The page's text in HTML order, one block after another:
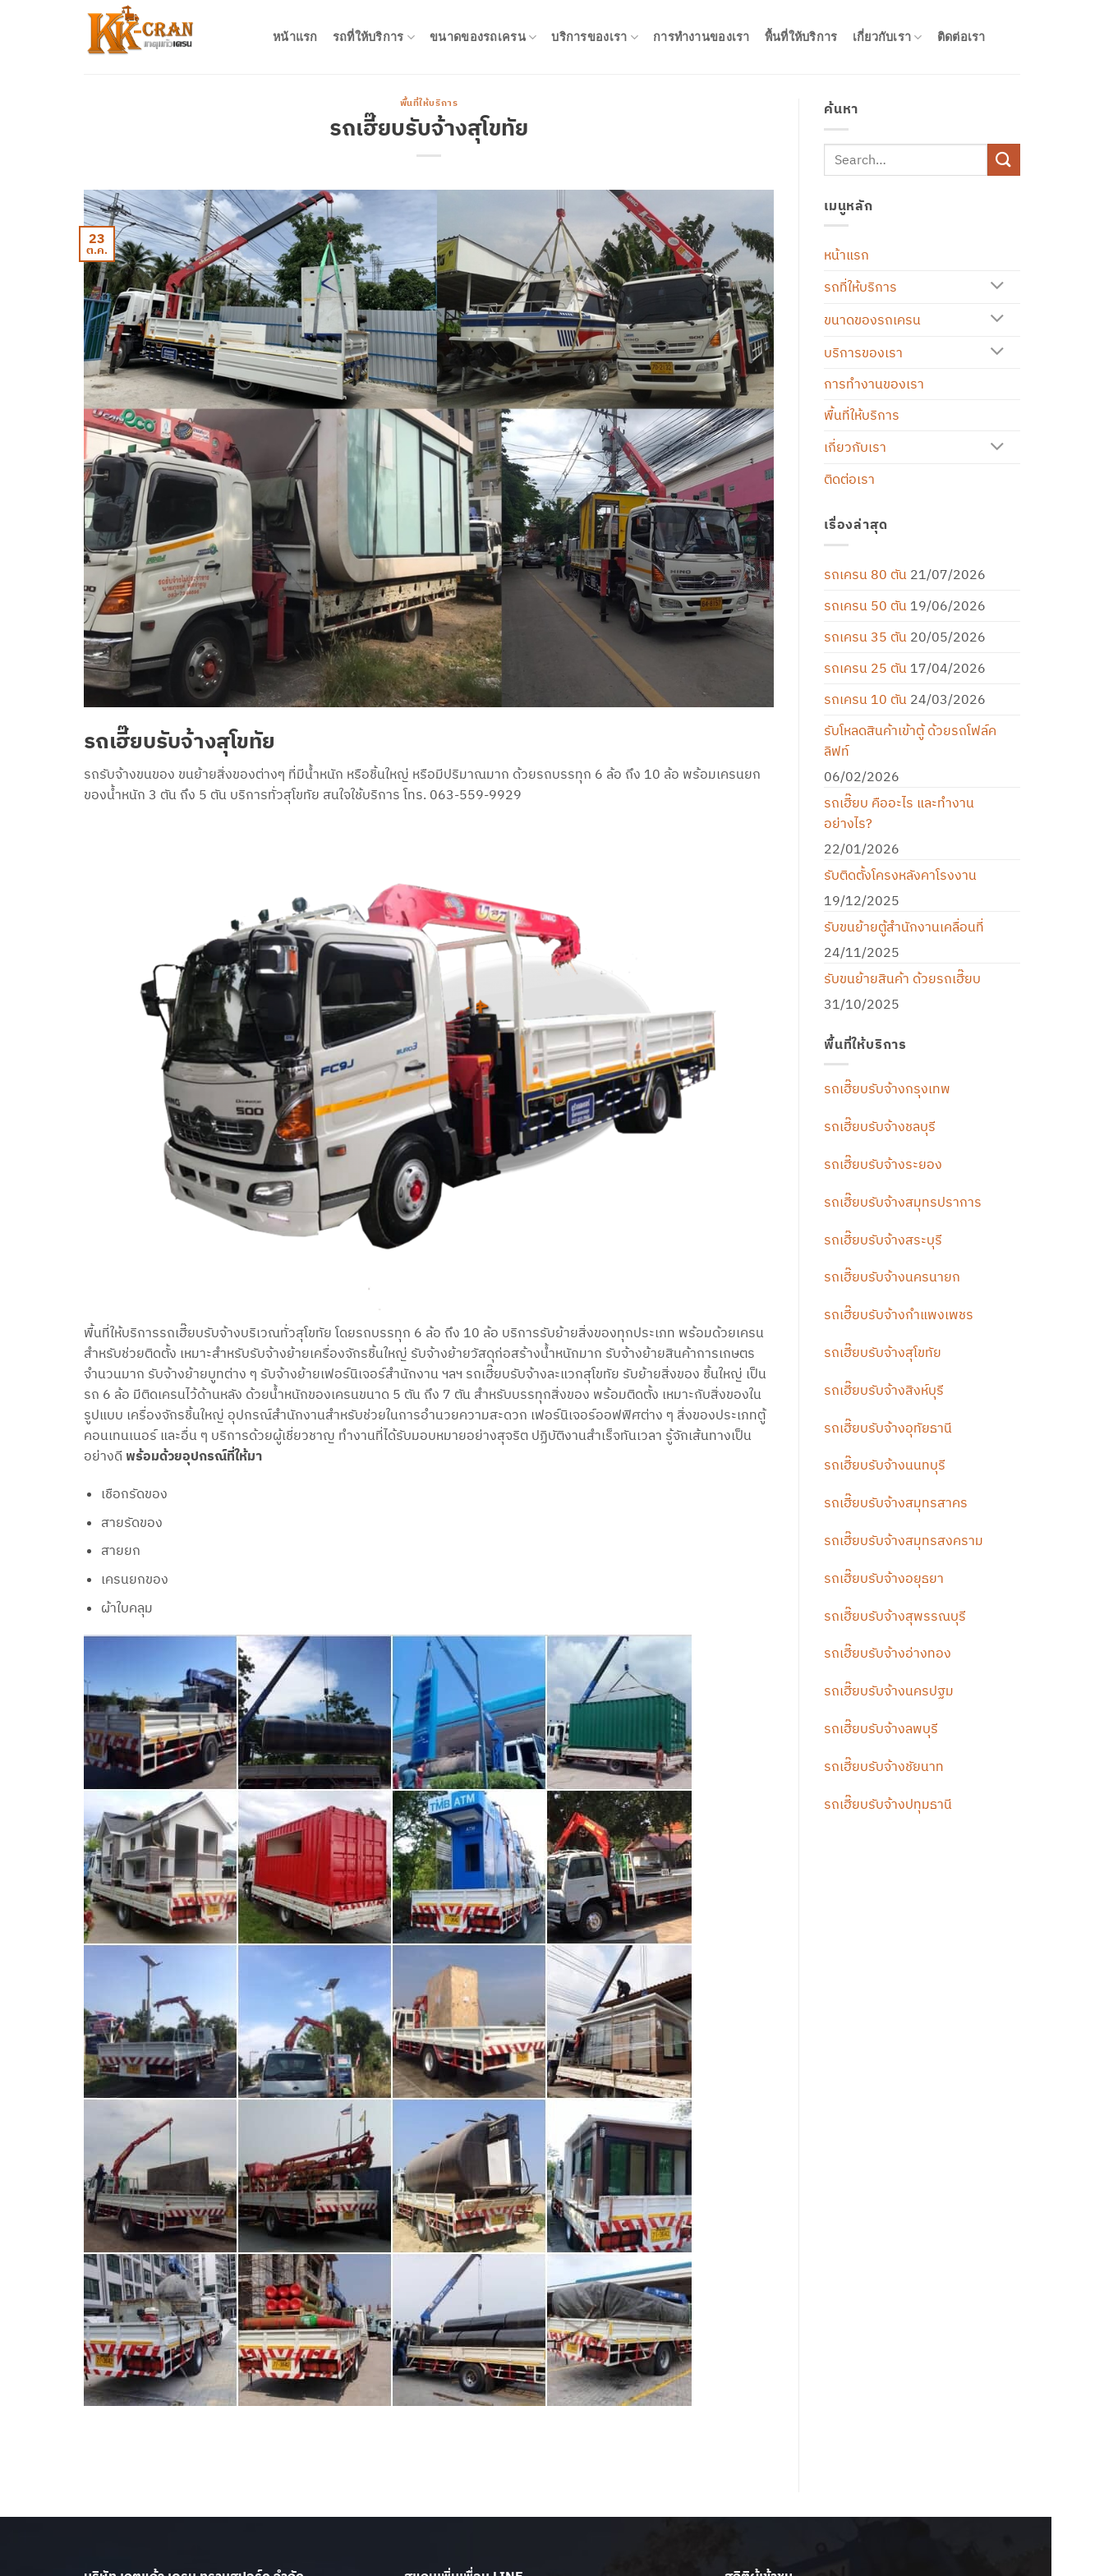
หน้าแรก รถที่ให้บริการ ขนาดของรถเครน บริการของเรา การทำงานของเรา พื้นที่ให้บริการ เกี่ยวกับเรา ติดต่อเรา
พื้นที่ให้บริการ
รถเฮี๊ยบรับจ้างสุโขทัย
23
ต.ค.
รถเฮี๊ยบรับจ้างสุโขทัย
รถรับจ้างขนของ ขนย้ายสิ่งของต่างๆ ที่มีน้ำหนัก หรือชิ้นใหญ่ หรือมีปริมาณมาก ด้วยรถบรรทุก 6 ล้อ ถึง 10 ล้อ พร้อมเครนยก
ของน้ำหนัก 3 ตัน ถึง 5 ตัน บริการทั่วสุโขทัย สนใจใช้บริการ โทร. 063-559-9929
พื้นที่ให้บริการรถเฮี๊ยบรับจ้างบริเวณทั่วสุโขทัย โดยรถบรรทุก 6 ล้อ ถึง 10 ล้อ บริการรับย้ายสิ่งของทุกประเภท พร้อมด้วยเครน
สำหรับช่วยติดตั้ง เหมาะสำหรับรับจ้างย้ายเครื่องจักรชิ้นใหญ่ รับจ้างย้ายวัสดุก่อสร้างน้ำหนักมาก รับจ้างย้ายสินค้าการเกษตร
จำนวนมาก รับจ้างย้ายบูทต่าง ๆ รับจ้างย้ายเฟอร์นิเจอร์สำนักงาน ฯลฯ รถเฮี๊ยบรับจ้างละแวกสุโขทัย รับย้ายสิ่งของ ชิ้นใหญ่ เป็น
รถ 6 ล้อ มีติดเครนไว้ด้านหลัง ด้วยน้ำหนักของเครนขนาด 5 ตัน ถึง 7 ตัน สำหรับบรรทุกสิ่งของ พร้อมติดตั้ง เหมาะกับสิ่งของใน
รูปแบบ เครื่องจักรชิ้นใหญ่ อุปกรณ์สำนักงานสำหรับช่วยในการอำนวยความสะดวก เฟอร์นิเจอร์ออฟฟิศต่าง ๆ สิ่งของประเภทตู้
คอนเทนเนอร์ และอื่น ๆ บริการด้วยผู้เชี่ยวชาญ ทำงานที่ได้รับมอบหมายอย่างสุจริต ปฏิบัติงานสำเร็จทันเวลา รู้จักเส้นทางเป็น
อย่างดี พร้อมด้วยอุปกรณ์ที่ให้มา
เชือกรัดของ
สายรัดของ
สายยก
เครนยกของ
ผ้าใบคลุม
ค้นหา
เมนูหลัก
หน้าแรก
รถที่ให้บริการ
ขนาดของรถเครน
บริการของเรา
การทำงานของเรา
พื้นที่ให้บริการ
เกี่ยวกับเรา
ติดต่อเรา
เรื่องล่าสุด
รถเครน 80 ตัน 21/07/2026
รถเครน 50 ตัน 19/06/2026
รถเครน 35 ตัน 20/05/2026
รถเครน 25 ตัน 17/04/2026
รถเครน 10 ตัน 24/03/2026
รับโหลดสินค้าเข้าตู้ ด้วยรถโฟล์ค
ลิฟท์
06/02/2026
รถเฮี๊ยบ คืออะไร และทำงาน
อย่างไร?
22/01/2026
รับติดตั้งโครงหลังคาโรงงาน
19/12/2025
รับขนย้ายตู้สำนักงานเคลื่อนที่
24/11/2025
รับขนย้ายสินค้า ด้วยรถเฮี๊ยบ
31/10/2025
พื้นที่ให้บริการ
รถเฮี๊ยบรับจ้างกรุงเทพ
รถเฮี๊ยบรับจ้างชลบุรี
รถเฮี๊ยบรับจ้างระยอง
รถเฮี๊ยบรับจ้างสมุทรปราการ
รถเฮี๊ยบรับจ้างสระบุรี
รถเฮี๊ยบรับจ้างนครนายก
รถเฮี๊ยบรับจ้างกำแพงเพชร
รถเฮี๊ยบรับจ้างสุโขทัย
รถเฮี๊ยบรับจ้างสิงห์บุรี
รถเฮี๊ยบรับจ้างอุทัยธานี
รถเฮี๊ยบรับจ้างนนทบุรี
รถเฮี๊ยบรับจ้างสมุทรสาคร
รถเฮี๊ยบรับจ้างสมุทรสงคราม
รถเฮี๊ยบรับจ้างอยุธยา
รถเฮี๊ยบรับจ้างสุพรรณบุรี
รถเฮี๊ยบรับจ้างอ่างทอง
รถเฮี๊ยบรับจ้างนครปฐม
รถเฮี๊ยบรับจ้างลพบุรี
รถเฮี๊ยบรับจ้างชัยนาท
รถเฮี๊ยบรับจ้างปทุมธานี